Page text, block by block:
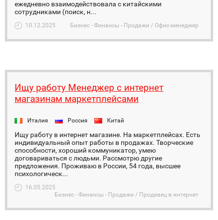
ежедневно взаимодействовала с китайскими
сотрудниками (поиск, н...
10.12.2025 Бизнес - Финансы - Продажи / Офис-менеджер
Ищу работу Менеджер с интернет
магазинам маркетплейсами
Италия Россия Китай
Ищу работу в интернет магазине. На маркетплейсах. Есть
индивидуальный опыт работы в продажах. Творческие
способности, хороший коммуникатор, умею
договариваться с людьми. Рассмотрю другие
предложения. Проживаю в России, 54 года, высшее
психологическ...
16.05.2025
Бизнес - Финансы - Продажи / Продавец в интернет